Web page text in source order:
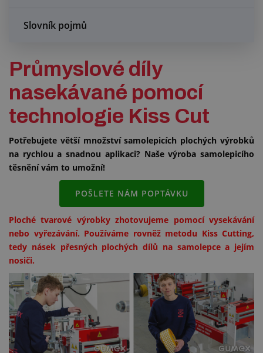
Slovník pojmů
Průmyslové díly
nasekávané pomocí
technologie Kiss Cut
Potřebujete větší množství samolepicích plochých výrobků
na rychlou a snadnou aplikaci? Naše výroba samolepicího
těsnění vám to umožní!
POŠLETE NÁM POPTÁVKU
Ploché tvarové výrobky zhotovujeme pomocí vysekávání
nebo vyřezávání. Používáme rovněž metodu Kiss Cutting,
tedy násek přesných plochých dílů na samolepce a jejím
nosiči.